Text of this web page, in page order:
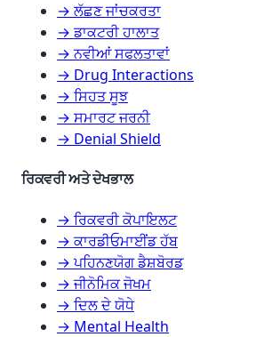
→ ਲੱਛਣ ਜਾਂਚਕਰਤਾ
→ ਡਾਕਟਰੀ ਹਾਲਾਤ
→ ਨਵੀਆਂ ਸਫਲਤਾਵਾਂ
→ Drug Interactions
→ ਸਿਹਤ ਸੂਝ
→ ਸਮਾਰਟ ਜਰਨੀ
→ Denial Shield
ਰਿਕਵਰੀ ਅਤੇ ਦੇਖਭਾਲ
→ ਰਿਕਵਰੀ ਕੋਪਾਇਲਟ
→ ਕਾਰਡੀਓਮਾਈਂਡ ਹੱਬ
→ ਪਹਿਨਣਯੋਗ ਡੈਸ਼ਬੋਰਡ
→ ਜੀਨੋਮਿਕ ਜੋਖਮ
→ ਦਿਲ ਦੇ ਯੋਧੇ
→ Mental Health